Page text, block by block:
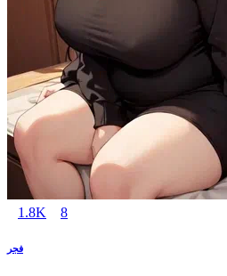
1.8K 8
فجر